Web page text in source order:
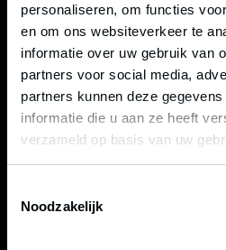
personaliseren, om functies
en om ons websiteverkeer te
informatie over uw gebruik van
partners voor social media,
partners kunnen deze
informatie die u aan ze heeft
verzameld op basis van uw
Noodzakelijk
_gcl_ls
Google
Volgt